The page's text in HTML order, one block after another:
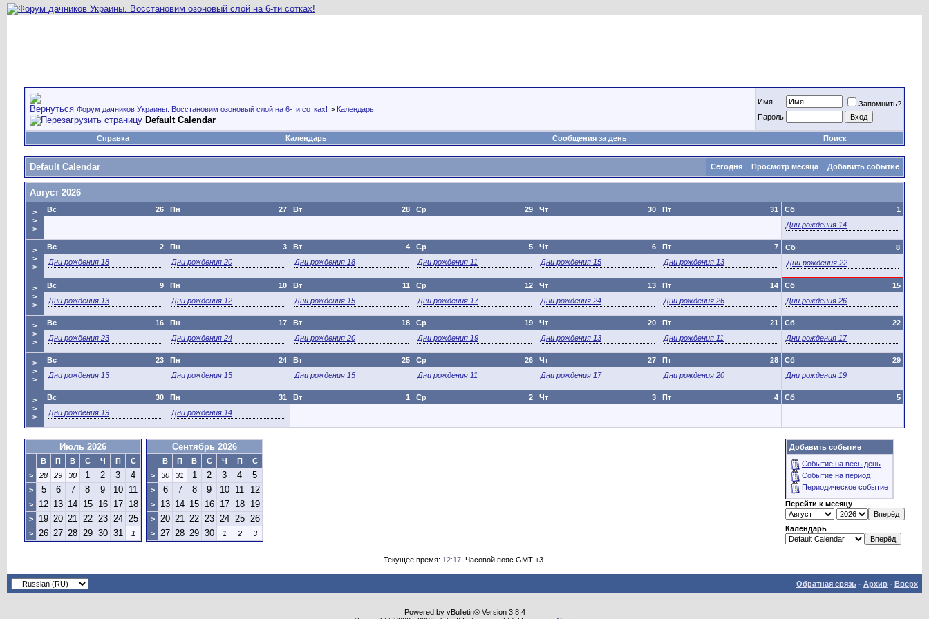
Форум дачников Украины. Восстановим озоновый слой на 6-ти сотках! > Календарь
Default Calendar
Имя
Запомнить?
Пароль
Справка Календарь Сообщения за день Поиск
Default Calendar Сегодня Просмотр месяца Добавить событие
Август 2026
>
>
>
26
Вс 27
Пн 28
Вт 29
Ср 30
Чт 31
Пт 1
Сб
Дни рождения 14
>
>
>
2
Вс
Дни рождения 18
3
Пн
Дни рождения 20
4
Вт
Дни рождения 18
5
Ср
Дни рождения 11
6
Чт
Дни рождения 15
7
Пт
Дни рождения 13
8
Сб
Дни рождения 22
>
>
>
9
Вс
Дни рождения 13
10
Пн
Дни рождения 12
11
Вт
Дни рождения 15
12
Ср
Дни рождения 17
13
Чт
Дни рождения 24
14
Пт
Дни рождения 26
15
Сб
Дни рождения 26
>
>
>
16
Вс
Дни рождения 23
17
Пн
Дни рождения 24
18
Вт
Дни рождения 20
19
Ср
Дни рождения 19
20
Чт
Дни рождения 13
21
Пт
Дни рождения 11
22
Сб
Дни рождения 17
>
>
>
23
Вс
Дни рождения 13
24
Пн
Дни рождения 15
25
Вт
Дни рождения 15
26
Ср
Дни рождения 11
27
Чт
Дни рождения 17
28
Пт
Дни рождения 20
29
Сб
Дни рождения 19
>
>
>
30
Вс
Дни рождения 19
31
Пн
Дни рождения 14
1
Вт 2
Ср 3
Чт 4
Пт 5
Сб
Июль 2026
В П В С Ч П
С
>
28 29 30 1 2 3 4
> 5 6 7 8 9 10 11
> 12 13 14 15 16 17 18
> 19 20 21 22 23 24 25
> 26 27 28 29 30 31 1
Сентябрь 2026
В П В С Ч П
С
>
30 31 1 2 3 4 5
> 6 7 8 9 10 11 12
> 13 14 15 16 17 18 19
> 20 21 22 23 24 25 26
> 27 28 29 30 1 2 3
Добавить событие
Событие на весь день
Событие на период
Периодическое событие
Перейти к месяцу
Календарь
Текущее время: 12:17 . Часовой пояс GMT +3.
Обратная связь - Архив - Вверх
Powered by vBulletin® Version 3.8.4